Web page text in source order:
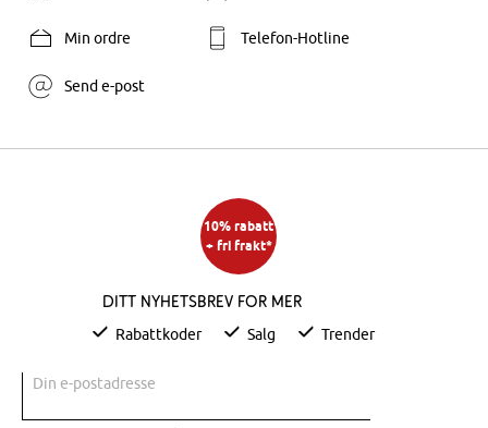
Min ordre Telefon-Hotline
Send e-post
10% rabatt
+ fri frakt*
Ditt nyhetsbrev for mer
Rabattkoder Salg Trender
Din e-postadresse